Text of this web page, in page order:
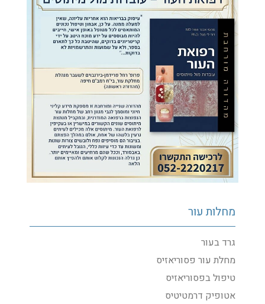
בתקשורת
בלוג רפואי
הצהרת נגישות
מחלות ציפורניים
פטרת ציפורניים
פס שחור בציפורן
פסוריאזיס בציפורניים
פרוניכיה
ציפורן חודרנית
מחלות עור
גרד בעור
מחלת עור פסוריאזיס
טיפול בפסוריאזיס
אטופיק דרמטיטיס